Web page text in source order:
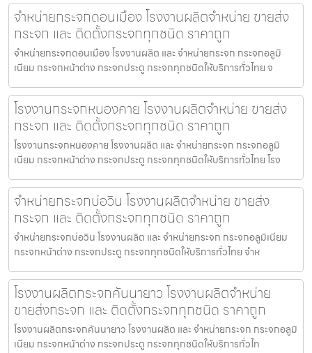
จำหน่ายกระจกดอนเมือง โรงงานผลิตจำหน่าย ขายส่ง
กระจก และ ติดตั้งกระจกทุกชนิด ราคาถูก
จำหน่ายกระจกดอนเมือง โรงงานผลิต และ จำหน่ายกระจก กระจกอลูมิ
เนียม กระจกหน้าต่าง กระจกประตู กระจกทุกชนิดให้บริการทั่วไทย จ
โรงงานกระจกหนองคาย โรงงานผลิตจำหน่าย ขายส่ง
กระจก และ ติดตั้งกระจกทุกชนิด ราคาถูก
โรงงานกระจกหนองคาย โรงงานผลิต และ จำหน่ายกระจก กระจกอลูมิ
เนียม กระจกหน้าต่าง กระจกประตู กระจกทุกชนิดให้บริการทั่วไทย โรง
จำหน่ายกระจกบ่อวิน โรงงานผลิตจำหน่าย ขายส่ง
กระจก และ ติดตั้งกระจกทุกชนิด ราคาถูก
จำหน่ายกระจกบ่อวิน โรงงานผลิต และ จำหน่ายกระจก กระจกอลูมิเนียม
กระจกหน้าต่าง กระจกประตู กระจกทุกชนิดให้บริการทั่วไทย จำห
โรงงานผลิตกระจกคันนายาว โรงงานผลิตจำหน่าย
ขายส่งกระจก และ ติดตั้งกระจกทุกชนิด ราคาถูก
โรงงานผลิตกระจกคันนายาว โรงงานผลิต และ จำหน่ายกระจก กระจกอลูมิ
เนียม กระจกหน้าต่าง กระจกประตู กระจกทุกชนิดให้บริการทั่วไท